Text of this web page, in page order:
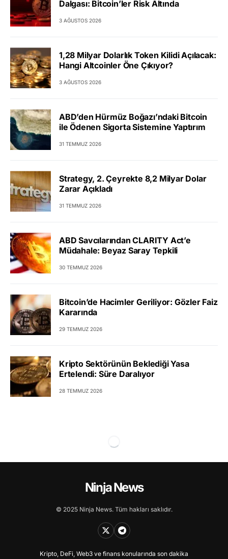
Dalgası: Bitcoin’ler Risk Altında
3 AĞUSTOS 2026
1,28 Milyar Dolarlık Token Kilidi Açılacak:
Hangi Altcoinler Öne Çıkıyor?
3 AĞUSTOS 2026
ABD’den Hürmüz Boğazı’ndaki Bitcoin
ile Ödenen Sigorta Sistemine Yaptırım
31 TEMMUZ 2026
Strategy, 2. Çeyrekte 8,2 Milyar Dolar
Zarar Açıkladı
31 TEMMUZ 2026
ABD Savcılarından CLARITY Act’e
Müdahale: Beyaz Saray Tepkili
30 TEMMUZ 2026
Bitcoin’de Hacimler Geriliyor: Gözler Faiz
Kararında
29 TEMMUZ 2026
Kripto Sektörünün Beklediği Yasa
Ertelendi: Süre Daralıyor
28 TEMMUZ 2026
Ninja News
© 2025 Ninja News. Tüm hakları saklıdır.
Kripto, DeFi, Web3 ve finans konularında son dakika